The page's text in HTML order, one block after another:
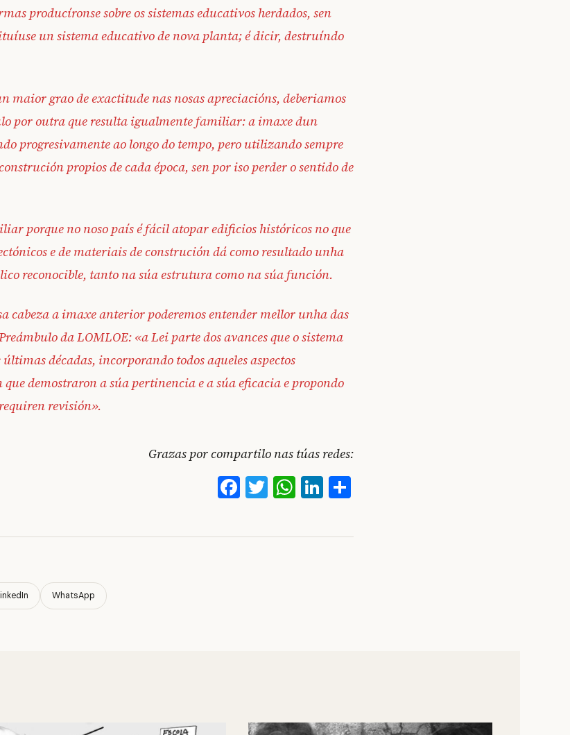
producíronse sobre os sistemas educativos herdados, sen
un sistema educativo de nova planta; é dicir, destruíndo
maior grao de exactitude nas nosas apreciacións, deberiamos
por outra que resulta igualmente familiar: a imaxe dun
progresivamente ao longo do tempo, pero utilizando sempre
propios de cada época, sen por iso perder o sentido de
porque no noso país é fácil atopar edificios históricos no que
e de materiais de construción dá como resultado unha
reconocible, tanto na súa estrutura como na súa función.
cabeza a imaxe anterior poderemos entender mellor unha das
da LOMLOE: «a Lei parte dos avances que o sistema
décadas, incorporando todos aqueles aspectos
demostraron a súa pertinencia e a súa eficacia e propondo
revisión».
Grazas por compartilo nas túas redes:
Facebook
Twitter
WhatsApp
LinkedIn
WhatsApp